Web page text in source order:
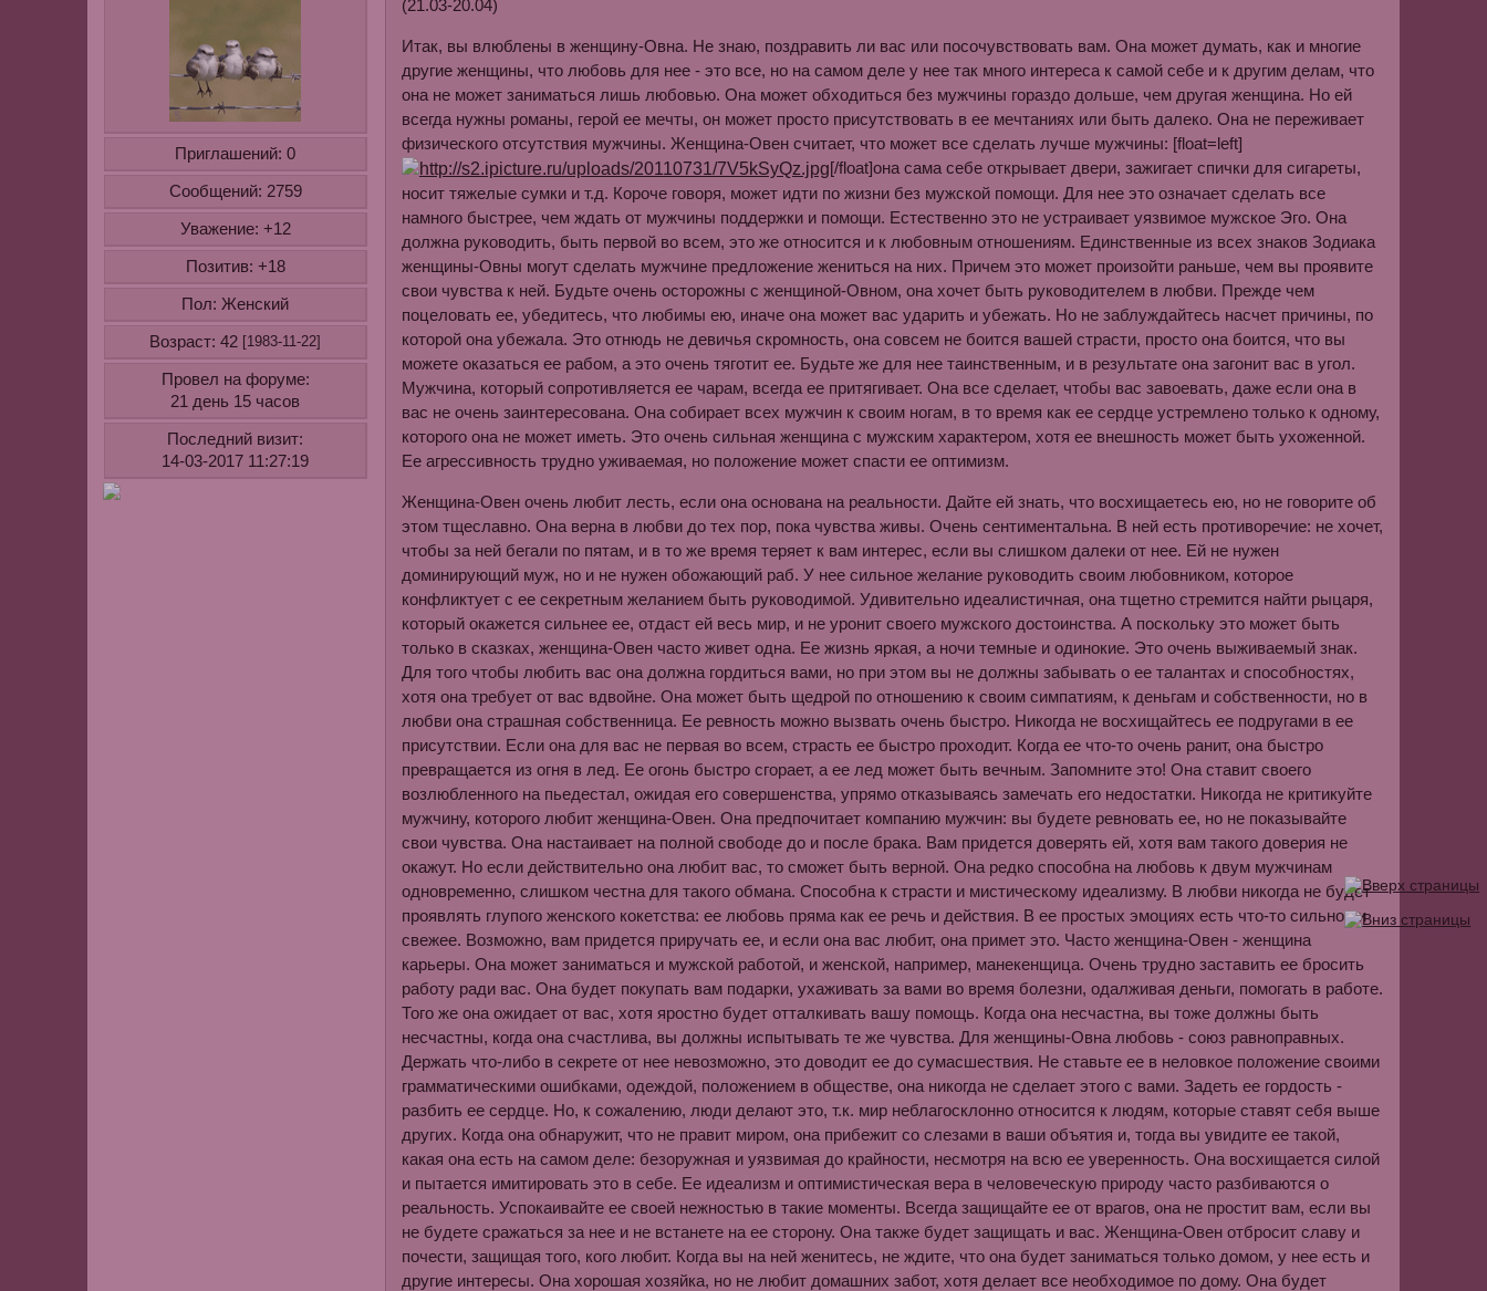
Приглашений: 0
Сообщений: 2759
Уважение: +12
Позитив: +18
Пол: Женский
Возраст: 42 [1983-11-22]
Провел на форуме:
21 день 15 часов
Последний визит:
14-03-2017 11:27:19
(21.03-20.04)
Итак, вы влюблены в женщину-Овна. Не знаю, поздравить ли вас или посочувствовать вам. Она может думать, как и многие
другие женщины, что любовь для нее - это все, но на самом деле у нее так много интереса к самой себе и к другим делам, что
она не может заниматься лишь любовью. Она может обходиться без мужчины гораздо дольше, чем другая женщина. Но ей
всегда нужны романы, герой ее мечты, он может просто присутствовать в ее мечтаниях или быть далеко. Она не переживает
физического отсутствия мужчины. Женщина-Овен считает, что может все сделать лучше мужчины: [float=left]
[/float]она сама себе открывает двери, зажигает спички для сигареты,
носит тяжелые сумки и т.д. Короче говоря, может идти по жизни без мужской помощи. Для нее это означает сделать все
намного быстрее, чем ждать от мужчины поддержки и помощи. Естественно это не устраивает уязвимое мужское Эго. Она
должна руководить, быть первой во всем, это же относится и к любовным отношениям. Единственные из всех знаков Зодиака
женщины-Овны могут сделать мужчине предложение жениться на них. Причем это может произойти раньше, чем вы проявите
свои чувства к ней. Будьте очень осторожны с женщиной-Овном, она хочет быть руководителем в любви. Прежде чем
поцеловать ее, убедитесь, что любимы ею, иначе она может вас ударить и убежать. Но не заблуждайтесь насчет причины, по
которой она убежала. Это отнюдь не девичья скромность, она совсем не боится вашей страсти, просто она боится, что вы
можете оказаться ее рабом, а это очень тяготит ее. Будьте же для нее таинственным, и в результате она загонит вас в угол.
Мужчина, который сопротивляется ее чарам, всегда ее притягивает. Она все сделает, чтобы вас завоевать, даже если она в
вас не очень заинтересована. Она собирает всех мужчин к своим ногам, в то время как ее сердце устремлено только к одному,
которого она не может иметь. Это очень сильная женщина с мужским характером, хотя ее внешность может быть ухоженной.
Ее агрессивность трудно уживаемая, но положение может спасти ее оптимизм.
Женщина-Овен очень любит лесть, если она основана на реальности. Дайте ей знать, что восхищаетесь ею, но не говорите об
этом тщеславно. Она верна в любви до тех пор, пока чувства живы. Очень сентиментальна. В ней есть противоречие: не хочет,
чтобы за ней бегали по пятам, и в то же время теряет к вам интерес, если вы слишком далеки от нее. Ей не нужен
доминирующий муж, но и не нужен обожающий раб. У нее сильное желание руководить своим любовником, которое
конфликтует с ее секретным желанием быть руководимой. Удивительно идеалистичная, она тщетно стремится найти рыцаря,
который окажется сильнее ее, отдаст ей весь мир, и не уронит своего мужского достоинства. А поскольку это может быть
только в сказках, женщина-Овен часто живет одна. Ее жизнь яркая, а ночи темные и одинокие. Это очень выживаемый знак.
Для того чтобы любить вас она должна гордиться вами, но при этом вы не должны забывать о ее талантах и способностях,
хотя она требует от вас вдвойне. Она может быть щедрой по отношению к своим симпатиям, к деньгам и собственности, но в
любви она страшная собственница. Ее ревность можно вызвать очень быстро. Никогда не восхищайтесь ее подругами в ее
присутствии. Если она для вас не первая во всем, страсть ее быстро проходит. Когда ее что-то очень ранит, она быстро
превращается из огня в лед. Ее огонь быстро сгорает, а ее лед может быть вечным. Запомните это! Она ставит своего
возлюбленного на пьедестал, ожидая его совершенства, упрямо отказываясь замечать его недостатки. Никогда не критикуйте
мужчину, которого любит женщина-Овен. Она предпочитает компанию мужчин: вы будете ревновать ее, но не показывайте
свои чувства. Она настаивает на полной свободе до и после брака. Вам придется доверять ей, хотя вам такого доверия не
окажут. Но если действительно она любит вас, то сможет быть верной. Она редко способна на любовь к двум мужчинам
одновременно, слишком честна для такого обмана. Способна к страсти и мистическому идеализму. В любви никогда не будет
проявлять глупого женского кокетства: ее любовь пряма как ее речь и действия. В ее простых эмоциях есть что-то сильное и
свежее. Возможно, вам придется приручать ее, и если она вас любит, она примет это. Часто женщина-Овен - женщина
карьеры. Она может заниматься и мужской работой, и женской, например, манекенщица. Очень трудно заставить ее бросить
работу ради вас. Она будет покупать вам подарки, ухаживать за вами во время болезни, одалживая деньги, помогать в работе.
Того же она ожидает от вас, хотя яростно будет отталкивать вашу помощь. Когда она несчастна, вы тоже должны быть
несчастны, когда она счастлива, вы должны испытывать те же чувства. Для женщины-Овна любовь - союз равноправных.
Держать что-либо в секрете от нее невозможно, это доводит ее до сумасшествия. Не ставьте ее в неловкое положение своими
грамматическими ошибками, одеждой, положением в обществе, она никогда не сделает этого с вами. Задеть ее гордость -
разбить ее сердце. Но, к сожалению, люди делают это, т.к. мир неблагосклонно относится к людям, которые ставят себя выше
других. Когда она обнаружит, что не правит миром, она прибежит со слезами в ваши объятия и, тогда вы увидите ее такой,
какая она есть на самом деле: безоружная и уязвимая до крайности, несмотря на всю ее уверенность. Она восхищается силой
и пытается имитировать это в себе. Ее идеализм и оптимистическая вера в человеческую природу часто разбиваются о
реальность. Успокаивайте ее своей нежностью в такие моменты. Всегда защищайте ее от врагов, она не простит вам, если вы
не будете сражаться за нее и не встанете на ее сторону. Она также будет защищать и вас. Женщина-Овен отбросит славу и
почести, защищая того, кого любит. Когда вы на ней женитесь, не ждите, что она будет заниматься только домом, у нее есть и
другие интересы. Она хорошая хозяйка, но не любит домашних забот, хотя делает все необходимое по дому. Она будет